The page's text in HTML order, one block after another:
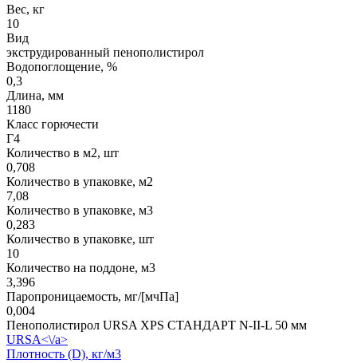
Вес, кг
10
Вид
экструдированный пенополистирол
Водопоглощение, %
0,3
Длина, мм
1180
Класс горючести
Г4
Количество в м2, шт
0,708
Количество в упаковке, м2
7,08
Количество в упаковке, м3
0,283
Количество в упаковке, шт
10
Количество на поддоне, м3
3,396
Паропроницаемость, мг/[мчПа]
0,004
Пенополистирол URSA XPS СТАНДАРТ N-II-L 50 мм
URSA<\/a>
Плотность (D), кг/м3